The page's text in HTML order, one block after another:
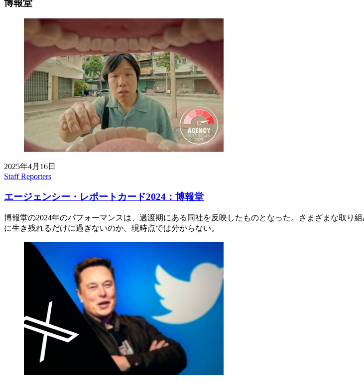
博報堂
2025年4月16日
Staff Reporters
エージェンシー・レポートカード2024：博報堂
博報堂の2024年のパフォーマンスは、過渡期にある同社を反映したものとなった。さまざまな取
に生き残れるだけに過ぎないのか、現時点では分からない。